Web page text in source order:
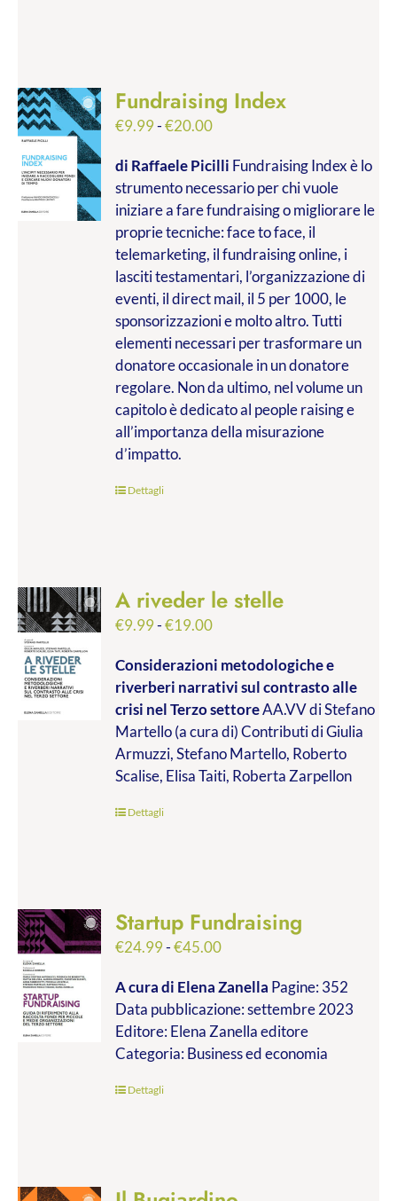
Fundraising Index
€9.99-€20.00Fascia
prezzo:
da
€9.99
a
€20.00
di Raffaele Picilli Fundraising Index è lo
strumento necessario per chi vuole
iniziare a fare fundraising o migliorare le
proprie tecniche: face to face, il
telemarketing, il fundraising online, i
lasciti testamentari, l’organizzazione di
eventi, il direct mail, il 5 per 1000, le
sponsorizzazioni e molto altro. Tutti
elementi necessari per trasformare un
donatore occasionale in un donatore
regolare. Non da ultimo, nel volume un
capitolo è dedicato al people raising e
all’importanza della misurazione
d’impatto.
Dettagli
A riveder le stelle
€9.99-€19.00Fascia
prezzo:
da
€9.99
a
€19.00
Considerazioni metodologiche e
riverberi narrativi sul contrasto alle
crisi nel Terzo settoreAA.VV di Stefano
Martello (a cura di) Contributi di Giulia
Armuzzi, Stefano Martello, Roberto
Scalise, Elisa Taiti, Roberta Zarpellon
Dettagli
Startup Fundraising
€24.99-€45.00Fascia
prezzo:
da
€24.99
a
A cura di Elena Zanella Pagine: 352
Data pubblicazione: settembre 2023
Editore: Elena Zanella editore
Categoria: Business ed economia
Dettagli